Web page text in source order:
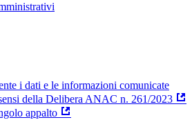
i dati e le informazioni comunicate
della Delibera ANAC n. 261/2023
appalto